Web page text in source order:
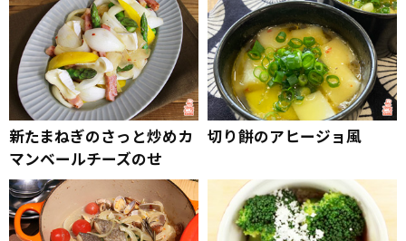
新たまねぎのさっと炒めカ
マンベールチーズのせ
切り餅のアヒージョ風